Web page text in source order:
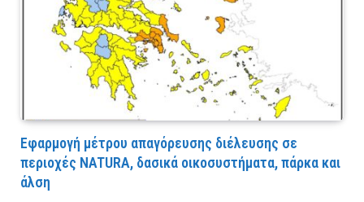
Εφαρμογή μέτρου απαγόρευσης διέλευσης σε
περιοχές NATURA, δασικά οικοσυστήματα, πάρκα και
άλση